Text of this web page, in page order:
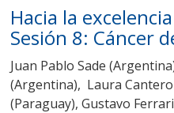
Hacia la
Sesión 8: Cáncer
Juan Pablo Sade
(Argentina), Laura
(Paraguay), Gustavo